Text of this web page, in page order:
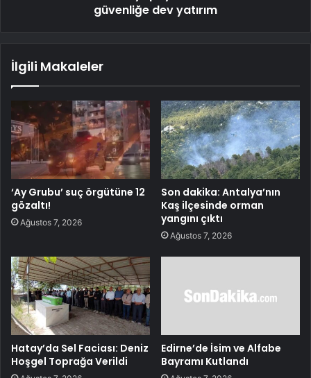
güvenliğe dev yatırım
İlgili Makaleler
‘Ay Grubu’ suç örgütüne 12
gözaltı!
Ağustos 7, 2026
Son dakika: Antalya’nın
Kaş ilçesinde orman
yangını çıktı
Ağustos 7, 2026
Hatay’da Sel Faciası: Deniz
Hoşgel Toprağa Verildi
Edirne’de İsim ve Alfabe
Bayramı Kutlandı